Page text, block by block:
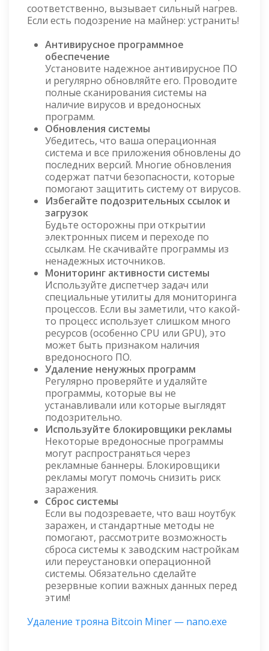
соответственно, вызывает сильный нагрев.
Если есть подозрение на майнер: устранить!
Антивирусное программное
обеспечение
Установите надежное антивирусное ПО
и регулярно обновляйте его. Проводите
полные сканирования системы на
наличие вирусов и вредоносных
программ.
Обновления системы
Убедитесь, что ваша операционная
система и все приложения обновлены до
последних версий. Многие обновления
содержат патчи безопасности, которые
помогают защитить систему от вирусов.
Избегайте подозрительных ссылок и
загрузок
Будьте осторожны при открытии
электронных писем и переходе по
ссылкам. Не скачивайте программы из
ненадежных источников.
Мониторинг активности системы
Используйте диспетчер задач или
специальные утилиты для мониторинга
процессов. Если вы заметили, что какой-
то процесс использует слишком много
ресурсов (особенно CPU или GPU), это
может быть признаком наличия
вредоносного ПО.
Удаление ненужных программ
Регулярно проверяйте и удаляйте
программы, которые вы не
устанавливали или которые выглядят
подозрительно.
Используйте блокировщики рекламы
Некоторые вредоносные программы
могут распространяться через
рекламные баннеры. Блокировщики
рекламы могут помочь снизить риск
заражения.
Сброс системы
Если вы подозреваете, что ваш ноутбук
заражен, и стандартные методы не
помогают, рассмотрите возможность
сброса системы к заводским настройкам
или переустановки операционной
системы. Обязательно сделайте
резервные копии важных данных перед
этим!
Удаление трояна Bitcoin Miner — nano.exe